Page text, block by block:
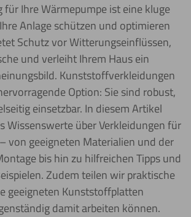
für Ihre Wärmepumpe ist eine kluge
Anlage schützen und optimieren
Schutz vor Witterungseinflüssen,
und verleiht Ihrem Haus ein
Kunststoffverkleidungen
Option: Sie sind robust,
einsetzbar. In diesem Artikel
Wissenswerte über Verkleidungen für
von geeigneten Materialien und der
bis hin zu hilfreichen Tipps und
Zudem teilen wir praktische
geeigneten Kunststoffplatten
damit arbeiten können.